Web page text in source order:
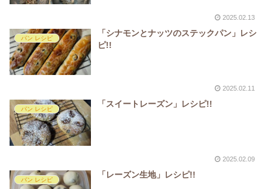
2025.02.13
パン レシピ
「シナモンとナッツのステックパン」レシ
ピ!!
2025.02.11
パン レシピ
「スイートレーズン」レシピ!!
2025.02.09
パン レシピ
「レーズン生地」レシピ!!